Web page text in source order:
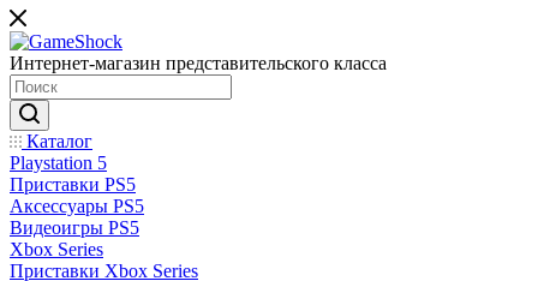
Интернет-магазин представительского класса
Каталог
Playstation 5
Приставки PS5
Аксессуары PS5
Видеоигры PS5
Xbox Series
Приставки Xbox Series